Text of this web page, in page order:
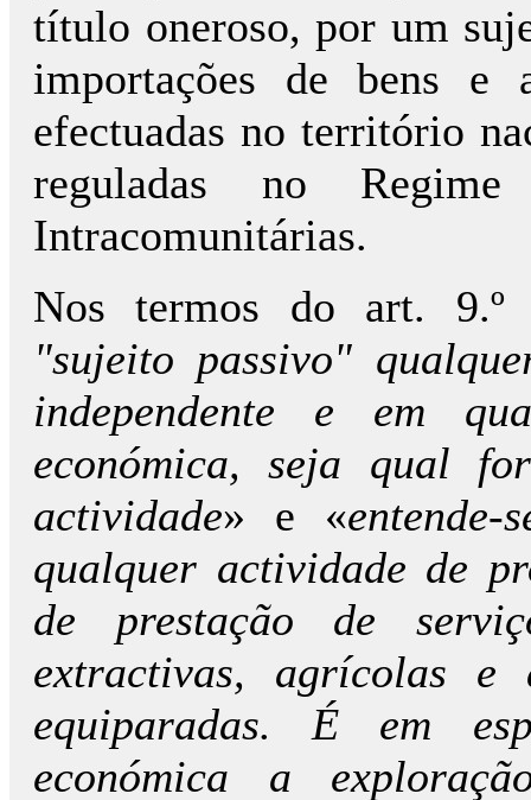
título oneroso, por um
importações de bens e
efectuadas no território
reguladas no
Intracomunitárias.
Nos termos do art.
"sujeito passivo"
independente e em
económica, seja qual
actividade» e «
qualquer actividade de
de prestação de
extractivas, agrícolas
equiparadas. É em
económica a